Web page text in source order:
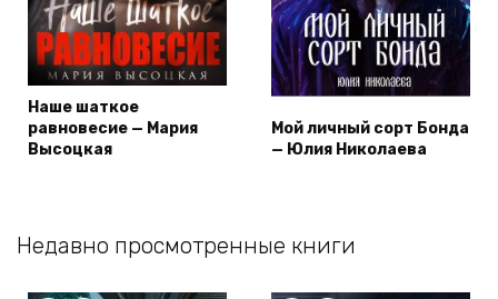
Наше шаткое
равновесие — Мария
Высоцкая
Мой личный сорт Бонда
— Юлия Николаева
Недавно просмотренные книги